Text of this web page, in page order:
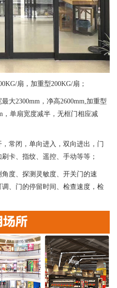
扇，加重型200KG/扇；
大2300mm，净高2600mm,加重型
，单扇宽度减半，无框门相应减
常闭，单向进入，双向进出，门
卡、指纹、遥控、手动等等；
度、探测灵敏度、开关门的速
、门的停留时间、检查速度，检